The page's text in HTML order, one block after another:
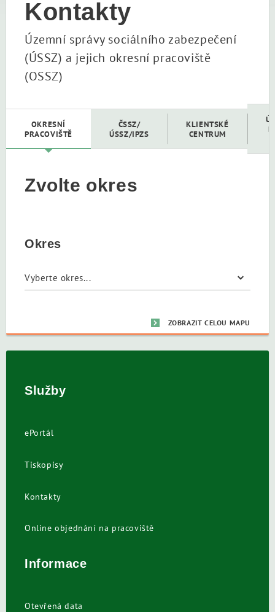
Kontakty
Územní správy sociálního zabezpečení
(ÚSSZ) a jejich okresní pracoviště
(OSSZ)
OKRESNÍ
PRACOVIŠTĚ
ČSSZ/
ÚSSZ/IPZS
KLIENTSKÉ
CENTRUM
Zvolte okres
Okres
ZOBRAZIT CELOU MAPU
Služby
ePortál
Tiskopisy
Kontakty
Online objednání na pracoviště
Informace
Otevřená data